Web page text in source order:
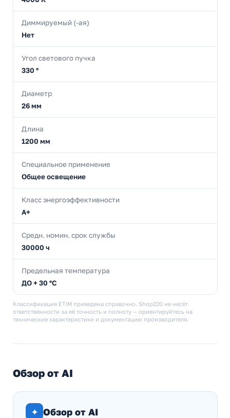
Диммируемый (-ая)
Нет
Угол светового пучка
330 °
Диаметр
26 мм
Длина
1200 мм
Специальное применение
Общее освещение
Класс энергоэффективности
A+
Средн. номин. срок службы
30000 ч
Предельная температура
ДО + 30 °C
Классификация ETIM приведена справочно. Shop220 не несёт
ответственности за её точность и полноту — ориентируйтесь на
технические характеристики и документацию производителя.
Обзор от AI
✦ Обзор от AI